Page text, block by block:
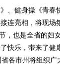
健身操《青春
连亮相，将现场
也是全省的妇
快乐，带来了健
市州将组织广